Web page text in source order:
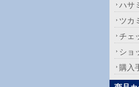
ハサ
ツカ
チェ
ショ
購入